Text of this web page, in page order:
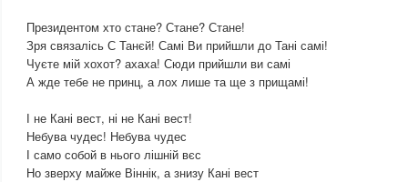
Президентом хто стане? Стане? Стане!
Зря связалісь С Танєй! Самі Ви прийшли до Тані самі!
Чуєте мій хохот? ахаха! Сюди прийшли ви самі
А жде тебе не принц, а лох лише та ще з прищамі!
І не Кані вест, ні не Кані вест!
Небува чудес! Небува чудес
І само собой в нього лішній вєс
Но зверху майже Віннік, а знизу Кані вест